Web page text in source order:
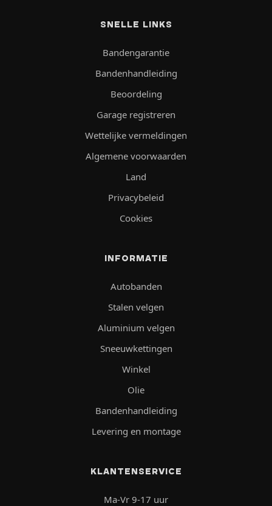
SNELLE LINKS
Bandengarantie
Bandenhandleiding
Beoordeling
Garage registreren
Wettelijke vermeldingen
Algemene voorwaarden
Land
Privacybeleid
Cookies
INFORMATIE
Autobanden
Stalen velgen
Aluminium velgen
Sneeuwkettingen
Winkel
Olie
Bandenhandleiding
Levering en montage
KLANTENSERVICE
Ma-Vr 9-17 uur